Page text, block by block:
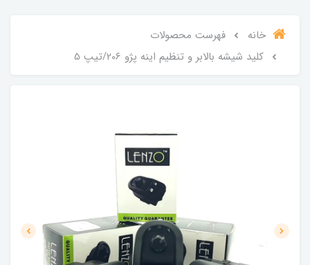
خانه
فهرست محصولات
کلید شیشه بالابر و تنظیم اینه پژو 206/تیپ 5